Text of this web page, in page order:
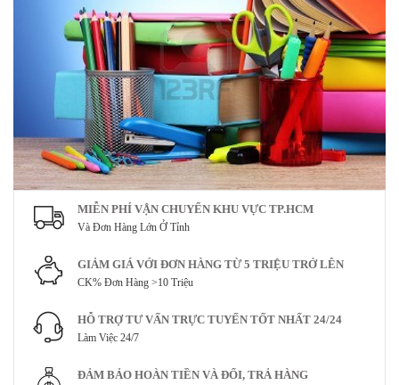
MIỄN PHÍ VẬN CHUYỂN KHU VỰC TP.HCM
Và Đơn Hàng Lớn Ở Tỉnh
GIẢM GIÁ VỚI ĐƠN HÀNG TỪ 5 TRIỆU TRỞ LÊN
CK% Đơn Hàng >10 Triệu
HỖ TRỢ TƯ VẤN TRỰC TUYẾN TỐT NHẤT 24/24
Làm Việc 24/7
ĐẢM BẢO HOÀN TIỀN VÀ ĐỔI, TRẢ HÀNG